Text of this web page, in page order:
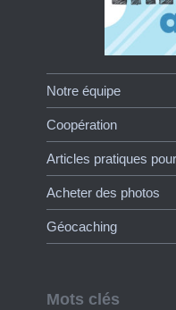
Notre équipe
Coopération
Articles pratiques
Acheter des photos
Géocaching
Mots clés